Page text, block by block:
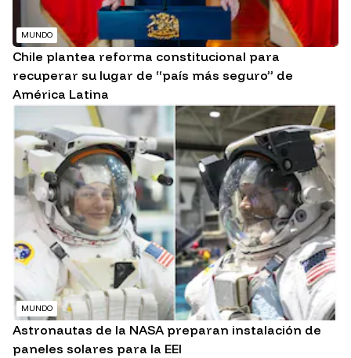
MUNDO
Chile plantea reforma constitucional para
recuperar su lugar de “país más seguro” de
América Latina
MUNDO
Astronautas de la NASA preparan instalación de
paneles solares para la EEI